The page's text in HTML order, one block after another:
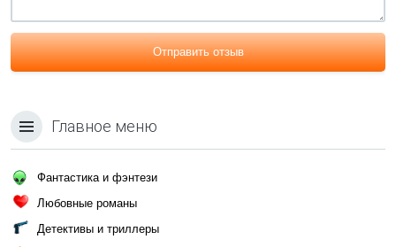
Отправить отзыв
Главное меню
Фантастика и фэнтези
Любовные романы
Детективы и триллеры